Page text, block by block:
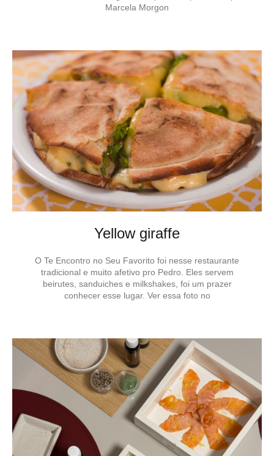
Marcela Morgon
Yellow giraffe
O Te Encontro no Seu Favorito foi nesse restaurante
tradicional e muito afetivo pro Pedro. Eles servem
beirutes, sanduiches e milkshakes, foi um prazer
conhecer esse lugar. Ver essa foto no